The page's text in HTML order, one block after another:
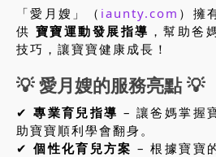
「愛月嫂」（ iaunty.com ）擁
供 寶寶運動發展指導 ，幫助爸
技巧，讓寶寶健康成長！
💡 愛月嫂的服務亮點 💡
✔專業育兒指導 – 讓爸媽掌握
助寶寶順利學會翻身。
✔個性化育兒方案 – 根據寶寶